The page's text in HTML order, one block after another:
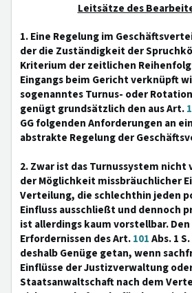
Leitsätze des
1. Eine Regelung im
der die Zuständigkeit der
Kriterium der zeitlichen
Eingangs beim Gericht verknüpft
sogenanntes Turnus- oder
genügt grundsätzlich den aus Art.
GG folgenden Anforderungen an
abstrakte Regelung der
2. Zwar ist das Turnussystem nicht
der Möglichkeit missbräuchlicher
Verteilung, die schlechthin jeden
Einfluss ausschließt und dennoch
ist allerdings kaum vorstellbar. Den
Erfordernissen des Art.101Abs. 1
deshalb Genüge getan, wenn
Einflüsse der Justizverwaltung
Staatsanwaltschaft nach dem